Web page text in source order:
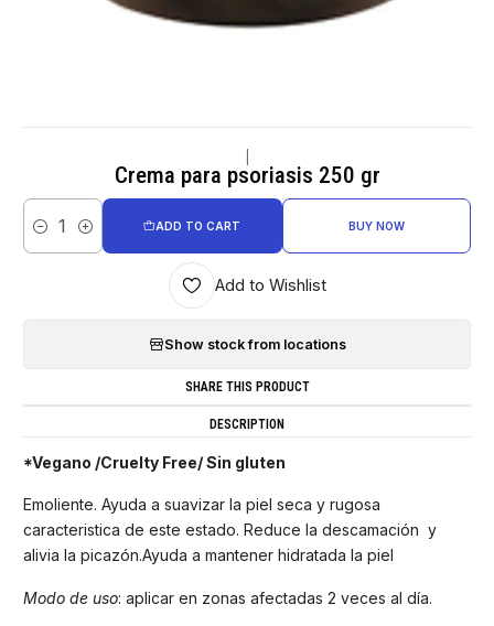
Crema para psoriasis 250 gr
Quantity
ADD TO CART BUY NOW
Add to Wishlist
Show stock from locations
SHARE THIS PRODUCT
DESCRIPTION
*Vegano /Cruelty Free/ Sin gluten
Emoliente. Ayuda a suavizar la piel seca y rugosa
caracteristica de este estado. Reduce la descamación y
alivia la picazón.Ayuda a mantener hidratada la piel
Modo de uso: aplicar en zonas afectadas 2 veces al día.